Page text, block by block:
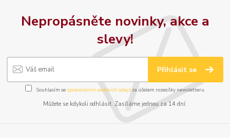
Nepropásněte novinky, akce a
slevy!
Přihlásit se
Souhlasím se zpracováním osobních údajůza účelem rozesílky newsletteru.
Můžete se kdykoli odhlásit. Zasíláme jednou za 14 dní.